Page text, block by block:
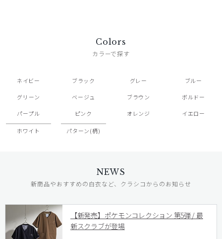
Colors
カラーで探す
ネイビー ブラック グレー ブルー
グリーン ベージュ ブラウン ボルドー
パープル ピンク オレンジ イエロー
ホワイト パターン(柄)
NEWS
新商品やおすすめの白衣など、クラシコからのお知らせ
【新発売】ポケモンコレクション 第5弾 / 最
新スクラブが登場